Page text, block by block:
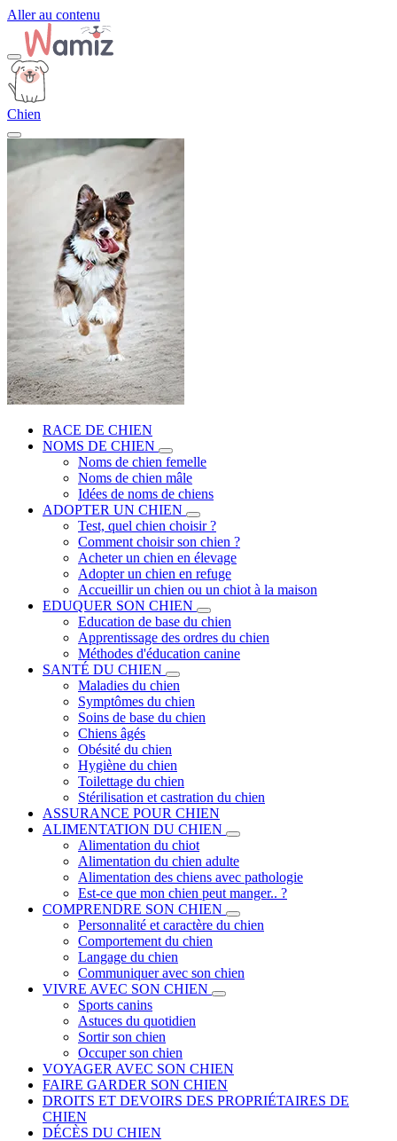
Aller au contenu
Chien
RACE DE CHIEN
NOMS DE CHIEN
Noms de chien femelle
Noms de chien mâle
Idées de noms de chiens
ADOPTER UN CHIEN
Test, quel chien choisir ?
Comment choisir son chien ?
Acheter un chien en élevage
Adopter un chien en refuge
Accueillir un chien ou un chiot à la maison
EDUQUER SON CHIEN
Education de base du chien
Apprentissage des ordres du chien
Méthodes d'éducation canine
SANTÉ DU CHIEN
Maladies du chien
Symptômes du chien
Soins de base du chien
Chiens âgés
Obésité du chien
Hygiène du chien
Toilettage du chien
Stérilisation et castration du chien
ASSURANCE POUR CHIEN
ALIMENTATION DU CHIEN
Alimentation du chiot
Alimentation du chien adulte
Alimentation des chiens avec pathologie
Est-ce que mon chien peut manger.. ?
COMPRENDRE SON CHIEN
Personnalité et caractère du chien
Comportement du chien
Langage du chien
Communiquer avec son chien
VIVRE AVEC SON CHIEN
Sports canins
Astuces du quotidien
Sortir son chien
Occuper son chien
VOYAGER AVEC SON CHIEN
FAIRE GARDER SON CHIEN
DROITS ET DEVOIRS DES PROPRIÉTAIRES DE
CHIEN
DÉCÈS DU CHIEN